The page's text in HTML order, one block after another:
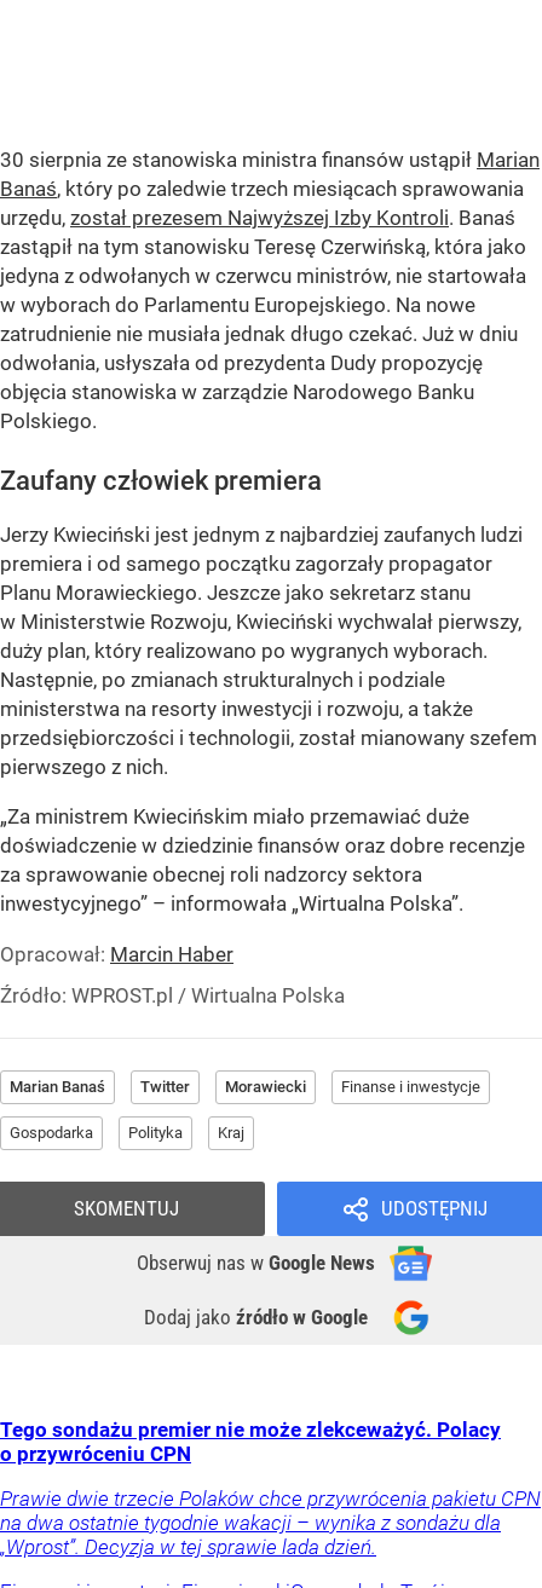
30 sierpnia ze stanowiska ministra finansów ustąpił Marian
Banaś, który po zaledwie trzech miesiącach sprawowania
urzędu, został prezesem Najwyższej Izby Kontroli. Banaś
zastąpił na tym stanowisku Teresę Czerwińską, która jako
jedyna z odwołanych w czerwcu ministrów, nie startowała
w wyborach do Parlamentu Europejskiego. Na nowe
zatrudnienie nie musiała jednak długo czekać. Już w dniu
odwołania, usłyszała od prezydenta Dudy propozycję
objęcia stanowiska w zarządzie Narodowego Banku
Polskiego.
Zaufany człowiek premiera
Jerzy Kwieciński jest jednym z najbardziej zaufanych ludzi
premiera i od samego początku zagorzały propagator
Planu Morawieckiego. Jeszcze jako sekretarz stanu
w Ministerstwie Rozwoju, Kwieciński wychwalał pierwszy,
duży plan, który realizowano po wygranych wyborach.
Następnie, po zmianach strukturalnych i podziale
ministerstwa na resorty inwestycji i rozwoju, a także
przedsiębiorczości i technologii, został mianowany szefem
pierwszego z nich.
„Za ministrem Kwiecińskim miało przemawiać duże
doświadczenie w dziedzinie finansów oraz dobre recenzje
za sprawowanie obecnej roli nadzorcy sektora
inwestycyjnego” – informowała „Wirtualna Polska”.
Opracował: Marcin Haber
Źródło: WPROST.pl / Wirtualna Polska
Marian Banaś Twitter Morawiecki Finanse i inwestycje
Gospodarka Polityka Kraj
UDOSTĘPNIJ
Obserwuj nas w Google News
Dodaj jako źródło w Google
SKOMENTUJ
Tego sondażu premier nie może zlekceważyć. Polacy
o przywróceniu CPN
Prawie dwie trzecie Polaków chce przywrócenia pakietu CPN
na dwa ostatnie tygodnie wakacji – wynika z sondażu dla
„Wprost”. Decyzja w tej sprawie lada dzień.